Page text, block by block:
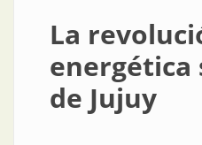
La
energética
de Jujuy